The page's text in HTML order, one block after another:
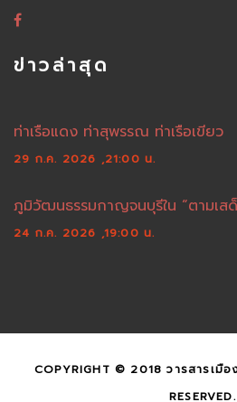
ข่าวล่าสุด
ท่าเรือแดง ท่าสุพรรณ ท่าเรือเขียว
29 ก.ค. 2026 ,21:00 น.
ภูมิวัฒนธรรมกาญจนบุรีใน “ตามเสด็
24 ก.ค. 2026 ,19:00 น.
COPYRIGHT © 2018 วารสารเมื
RESERVED.